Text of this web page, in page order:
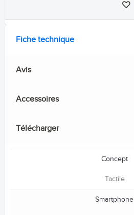
Fiche technique
Avis
Accessoires
Télécharger
Concept
Tactile
Smartphone